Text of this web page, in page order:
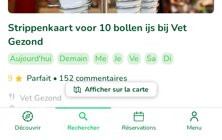
Découvrir Rechercher Réservations Menu
Afficher sur la carte
Strippenkaart voor 10 bollen ijs bij Vet
Gezond
Aujourd'hui Demain Me Je Ve Sa
Di
9
Parfait • 152 commentaires
Vet Gezond
Leiden (1km)
Vendu : 44
€12